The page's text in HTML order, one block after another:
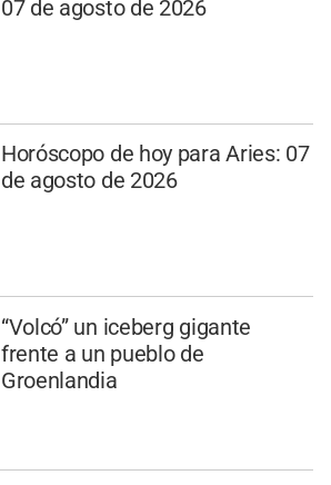
07 de agosto de 2026
Horóscopo de hoy para Aries: 07
de agosto de 2026
“Volcó” un iceberg gigante
frente a un pueblo de
Groenlandia